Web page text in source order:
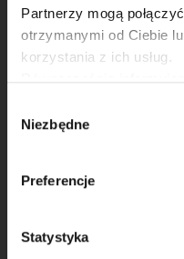
Partnerzy mogą
otrzymanymi od Ciebie
korzystania z ich usług.
Gdańsk (80-339) adres:
informacji o
prywatności.
zgody
Niezbędne
Preferencje
Statystyka
Krem
zimno:
Krok 7
Pozostałą żelatynę
Kiedy napęcznieje,